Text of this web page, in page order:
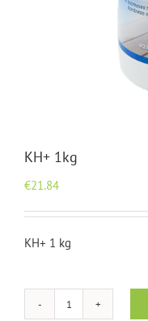
KH+ 1kg
€21.84
KH+ 1 kg
quantité